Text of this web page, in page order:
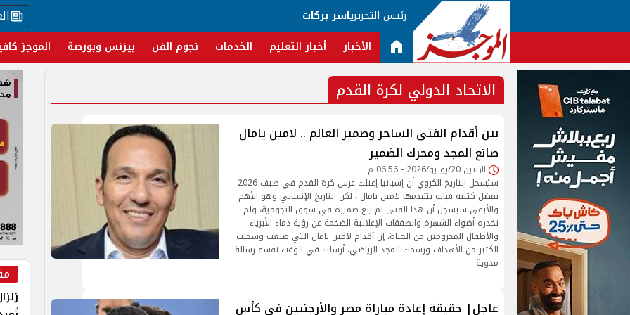
رئيس التحريرياسر بركات
الأخبار أخبار التعليم الخدمات نجوم الفن بيزنس وبورصة الموجز
الاتحاد الدولي لكرة القدم
بين أقدام الفتى الساحر وضمير العالم .. لامين يامال
صانع المجد ومحرك الضمير
الإثنين 20/يوليو/2026 - 06:56 م
سيُسجل التاريخ الكروي أن إسبانيا إعتلت عرش كرة القدم في صيف 2026
بفضل كتيبة شابة يتقدمها لامين يامال ، لكن التاريخ الإنساني وهو الأهم
والأبقى سيسجل أن هذا الفتى لم يبع ضميره في سوق النجومية، ولم
تخدره أضواء الشهرة والصفقات الإعلانية الضخمة عن رؤية دماء الأبرياء
والأطفال المحرومين من الحياة، إن أقدام لامين يامال التي صنعت وسجلت
الكثير من الأهداف ورسمت المجد الرياضي، أرسلت في الوقت نفسه رسالة
مدوية
عاجل| حقيقة إعادة مباراة مصر والأرجنتين في كأس